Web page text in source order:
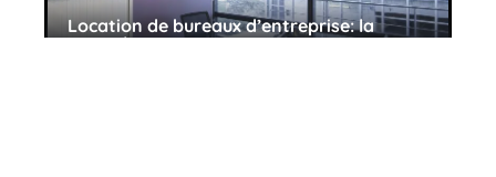
Location de bureaux d’entreprise: la
flambée des prix